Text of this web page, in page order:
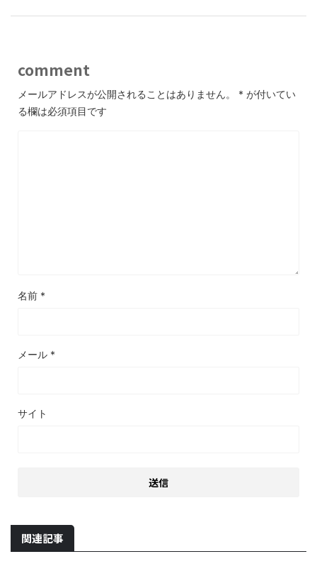
comment
メールアドレスが公開されることはありません。 * が付いてい
る欄は必須項目です
名前 *
メール *
サイト
関連記事